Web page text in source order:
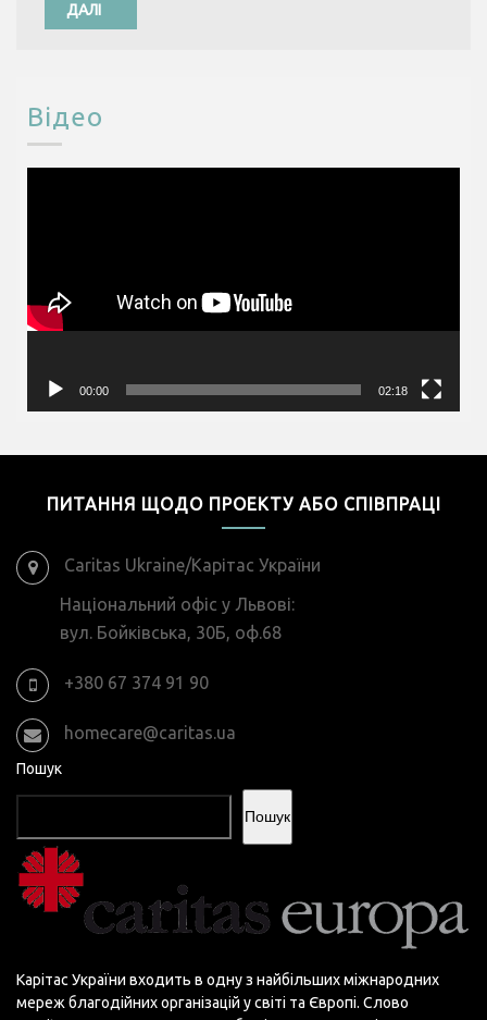
ДАЛІ
Відео
00:00 02:18
ПИТАННЯ ЩОДО ПРОЕКТУ АБО СПІВПРАЦІ
Caritas Ukraine/Карітас України
Національний офіс у Львові:
вул. Бойківська, 30Б, оф.68
+380 67 374 91 90
homecare@caritas.ua
Пошук
Пошук
Карітас України входить в одну з найбільших міжнародних
мереж благодійних організацій у світі та Європі. Слово